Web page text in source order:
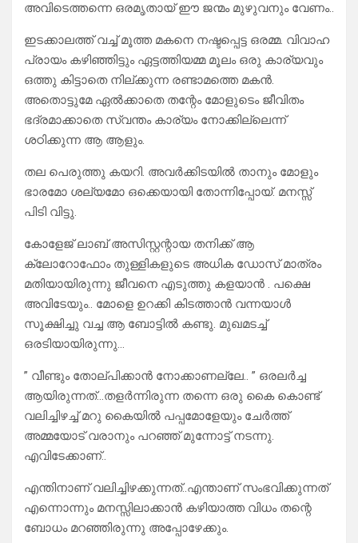
അവിടെത്തന്നെ ഒരമൃതായ് ഈ ജന്മം മുഴുവനും വേണം..
ഇടക്കാലത്ത് വച്ച് മൂത്ത മകനെ നഷ്ടപ്പെട്ട ഒരമ്മ. വിവാഹ
പ്രായം കഴിഞ്ഞിട്ടും ഏട്ടത്തിയമ്മ മൂലം ഒരു കാര്യവും
ഒത്തു കിട്ടാതെ നില്ക്കുന്ന രണ്ടാമത്തെ മകൻ.
അതൊട്ടുമേ ഏൽക്കാതെ തന്റേം മോളുടെം ജീവിതം
ഭദ്രമാക്കാതെ സ്വന്തം കാര്യം നോക്കില്ലെന്ന്
ശഠിക്കുന്ന ആ ആളും.
തല പെരുത്തു കയറി. അവർക്കിടയിൽ താനും മോളും
ഭാരമോ ശല്യമോ ഒക്കെയായി തോന്നിപ്പോയ്. മനസ്സ്
പിടി വിട്ടു.
കോളേജ് ലാബ് അസിസ്റ്റന്റായ തനിക്ക് ആ
ക്ലോറോഫോം തുള്ളികളുടെ അധിക ഡോസ് മാത്രം
മതിയായിരുന്നു ജീവനെ എടുത്തു കളയാൻ . പക്ഷെ
അവിടേയും.. മോളെ ഉറക്കി കിടത്താൻ വന്നയാൾ
സൂക്ഷിച്ചു വച്ച ആ ബോട്ടിൽ കണ്ടു. മുഖമടച്ച്
ഒരടിയായിരുന്നു…
” വീണ്ടും തോല്പിക്കാൻ നോക്കാണല്ലേ.. ” ഒരലർച്ച
ആയിരുന്നത്…തളർന്നിരുന്ന തന്നെ ഒരു കൈ കൊണ്ട്
വലിച്ചിഴച്ച് മറു കൈയിൽ പപ്പമോളേയും ചേർത്ത്
അമ്മയോട് വരാനും പറഞ്ഞ് മുന്നോട്ട് നടന്നു.
എവിടേക്കാണ്..
എന്തിനാണ് വലിച്ചിഴക്കുന്നത്..എന്താണ് സംഭവിക്കുന്നത്
എന്നൊന്നും മനസ്സിലാക്കാൻ കഴിയാത്ത വിധം തന്റെ
ബോധം മറഞ്ഞിരുന്നു അപ്പോഴേക്കും.